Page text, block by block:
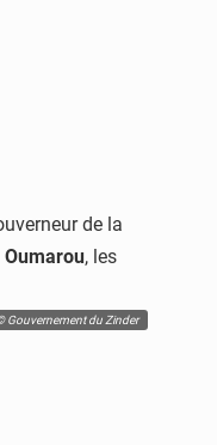
de la
, les
Gouvernement du Zinder